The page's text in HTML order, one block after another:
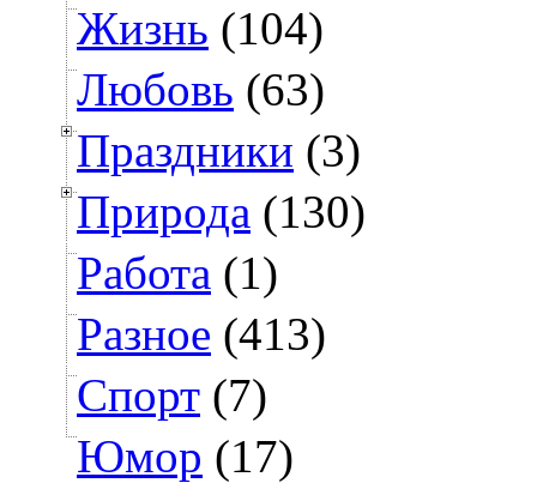
Жизнь (104)
Любовь (63)
Праздники (3)
Природа (130)
Работа (1)
Разное (413)
Спорт (7)
Юмор (17)